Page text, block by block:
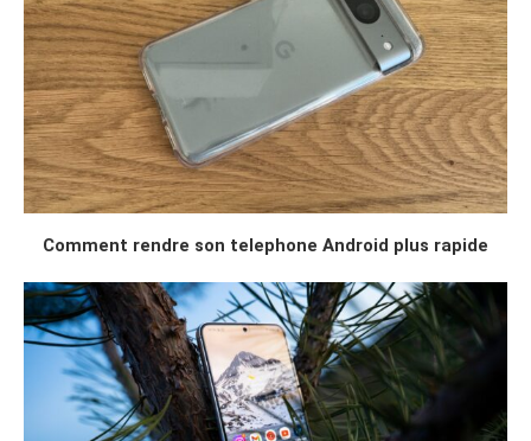
Comment rendre son telephone Android plus rapide